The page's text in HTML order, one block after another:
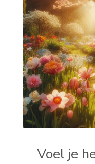
Voel je